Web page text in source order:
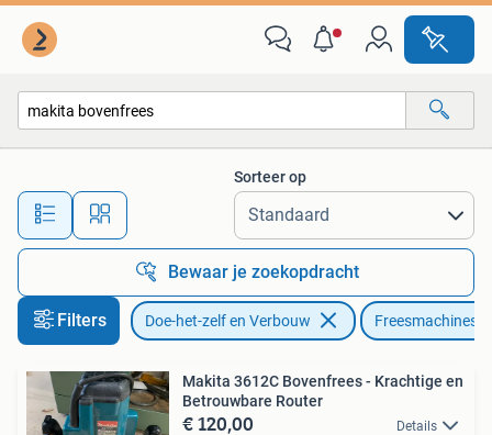
Alle afstanden…
Sorteer op
Bewaar je zoekopdracht
Filters Doe-het-zelf en Verbouw Freesmachines
Makita 3612C Bovenfrees - Krachtige en
Betrouwbare Router
€ 120,00 Details